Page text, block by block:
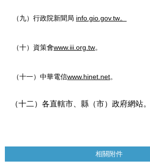
（九）行政院新聞局 info.gio.gov.tw。
（十）資策會www.iii.org.tw。
（十一）中華電信www.hinet.net。
（十二）各直轄市、縣（市）政府網站。
相關附件